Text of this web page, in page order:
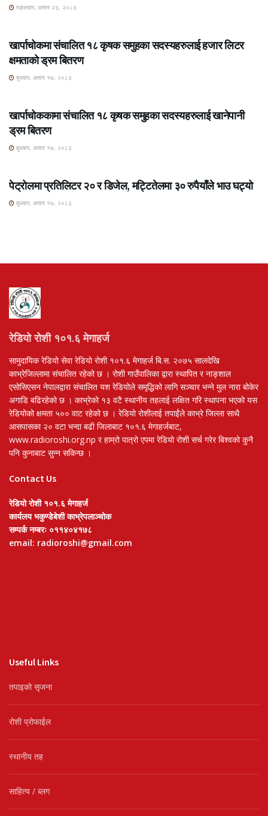
मङ्लबार, असार २३, २०८३
खार्पाचोकमा संचालित १८ कृषक समुहका सदस्यहरुलाई हजार लिटर
क्षमताको ड्रम बितरण
बुधबार, असार १७, २०८३
खार्पाचोककामा संचालित १८ कृषक समुहका सदस्यहरुलाई खानेपानी
ड्रम बितरण
बुधबार, असार १७, २०८३
पेट्रोलमा प्रतिलिटर २० र डिजेल, मट्टितेलमा ३० रुपैयाँले भाउ घट्यो
बुधबार, असार १७, २०८३
रेडियो रोशी १०१.६ मेगाहर्ज
सामुदायिक रेडियो सेवा रेडियो रोशी १०१.६ मेगाहर्ज बि.स. २०७५ सालदेखि
काभ्रेजिल्लामा संचालित रहेको छ । रोशी गाउँपालिका द्वारा स्थापित र नाङ्शाल
एसोसिएसन नेपालद्वारा संचालित यश रेडियोले समृद्धिको लागि सञ्चार भन्ने मुल नारा बोकेर
अगाडि बढिरहेको छ । काभ्रेको १३ वटै स्थानीय तहलाई लक्षित गरि स्थापना भएको यस
रेडियोको क्षमता ५०० वाट रहेको छ । रेडियो रोशीलाई तपाईंले काभ्रे जिल्ला साथै
आसपासका २० वटा भन्दा बढी जिलाबाट १०१.६ मेगाहर्जबाट,
www.radioroshi.org.np र हाम्रो पात्रो एपमा रेडियो रोशी सर्च गरेर बिश्वको कुनै
पनि कुनाबाट सुन्न सकिन्छ ।
Contact Us
रेडियो रोशी १०१.६ मेगाहर्ज
कार्यलय भकुण्डेबेशी काभ्रेपलाञ्चोक
सम्पर्क नम्बरः ०११४०४१७८
email: radioroshi@gmail.com
Useful Links
तपाइको सृजना
रोशी प्रोफाईल
स्थानीय तह
साहित्य / ब्लग